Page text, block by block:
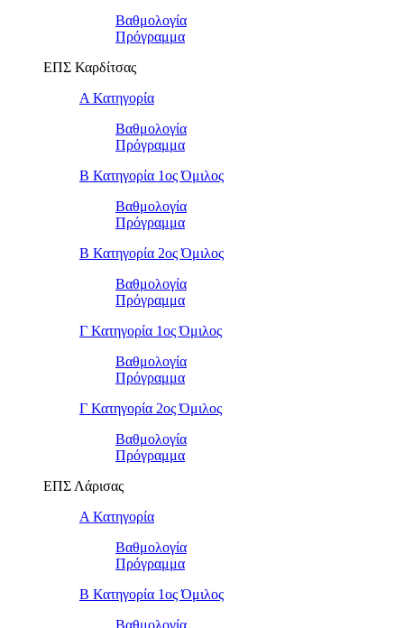
Βαθμολογία
Πρόγραμμα
ΕΠΣ Καρδίτσας
Α Κατηγορία
Βαθμολογία
Πρόγραμμα
Β Κατηγορία 1ος Όμιλος
Βαθμολογία
Πρόγραμμα
Β Κατηγορία 2ος Όμιλος
Βαθμολογία
Πρόγραμμα
Γ Κατηγορία 1ος Όμιλος
Βαθμολογία
Πρόγραμμα
Γ Κατηγορία 2ος Όμιλος
Βαθμολογία
Πρόγραμμα
ΕΠΣ Λάρισας
Α Κατηγορία
Βαθμολογία
Πρόγραμμα
Β Κατηγορία 1ος Όμιλος
Βαθμολογία